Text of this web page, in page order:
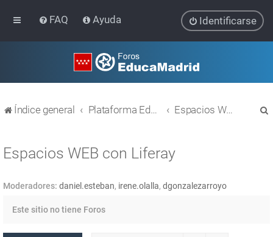
FAQ Ayuda Identificarse
Índice general Plataforma Educativa EducaMadrid Espacios WEB con Liferay
Espacios WEB con Liferay
Moderadores: daniel.esteban, irene.olalla, dgonzalezarroyo
Este sitio no tiene Foros